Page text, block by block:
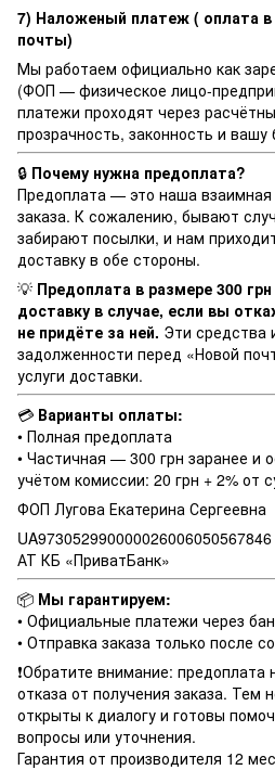
7) Наложеный платеж ( оплата
почты)
Мы работаем официально как
(ФОП — физическое лицо-
платежи проходят через
прозрачность, законность и вашу
🔒 Почему нужна предоплата?
Предоплата — это наша взаимная
заказа. К сожалению, бывают
забирают посылки, и нам
доставку в обе стороны.
💡 Предоплата в размере 300
доставку в случае, если вы
не придёте за ней. Эти средства
задолженности перед «Новой
услуги доставки.
💳 Варианты оплаты:
• Полная предоплата
• Частичная — 300 грн заранее и
учётом комиссии: 20 грн + 2% от
ФОП Лугова Екатерина Сергеевна
АТ КБ «ПриватБанк»
📦 Мы гарантируем:
• Официальные платежи через
• Отправка заказа только после
❗️Обратите внимание:
отказа от получения заказа. Тем
открыты к диалогу и готовы
вопросы или уточнения.
Гарантия от производителя 12